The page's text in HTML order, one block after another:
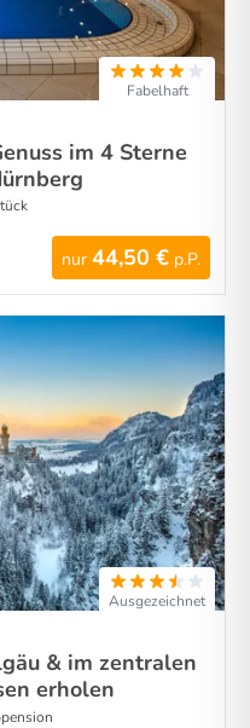
Fabelhaft
im 4 Sterne
nur 44,50 € p.P.
Ausgezeichnet
& im zentralen
erholen